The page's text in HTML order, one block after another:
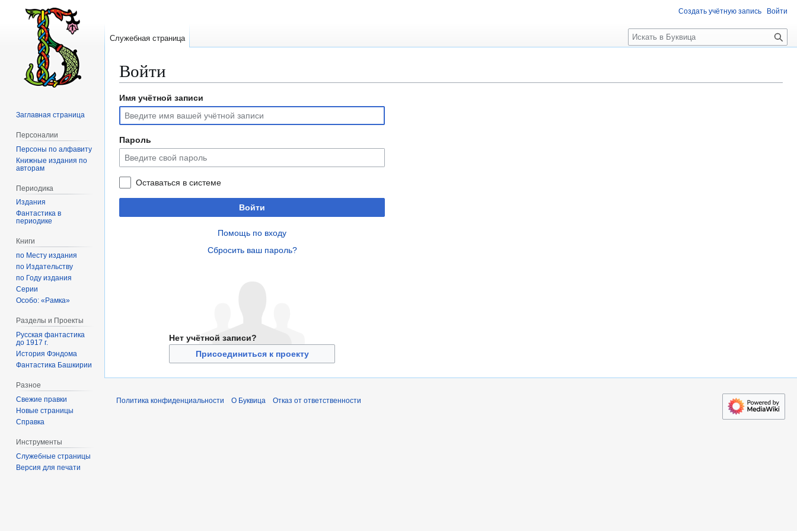
Войти
Перейти
навигации
Перейти
поиску
Имя учётной записи
Пароль
Оставаться в системе
Войти
Помощь по входу
Сбросить ваш пароль?
Нет учётной записи?
Присоединиться к проекту
Создать учётную запись Войти
Служебная страница
П
о
к
Заглавная страница
Персоналии
Персоны по алфавиту
Книжные издания по
авторам
Периодика
Издания
Фантастика в
периодике
Книги
по Месту издания
по Издательству
по Году издания
Серии
Особо: «Рамка»
Разделы и Проекты
Русская фантастика
до 1917 г.
История Фэндома
Фантастика Башкирии
Разное
Свежие правки
Новые страницы
Справка
Инструменты
Служебные страницы
Версия для печати
Политика конфиденциальности О Буквица Отказ от ответственности